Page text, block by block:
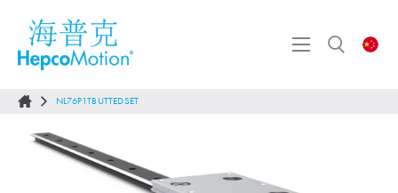
NL76P1TBUTTEDSET